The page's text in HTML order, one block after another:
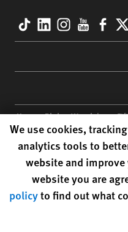
Facebook
YouTube
Human Rights Watch| 350
Human Rights Watch is a
Human
We use cookies,
analytics tools to
website and
website you are
policyto find out what